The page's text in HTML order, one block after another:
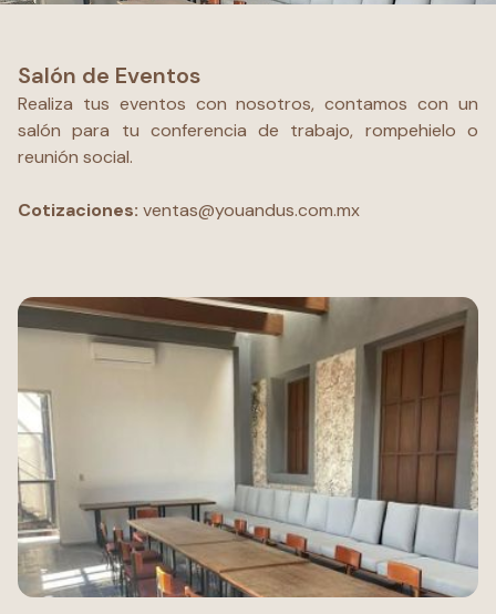
Salón de Eventos
Realiza tus eventos con nosotros, contamos con un
salón para tu conferencia de trabajo, rompehielo o
reunión social.
Cotizaciones: ventas@youandus.com.mx